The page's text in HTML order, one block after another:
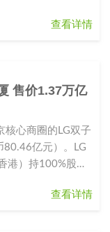
查看详情
售价1.37万亿
核心商圈的LG双子
80.46亿元）。LG
港）持100%股
查看详情